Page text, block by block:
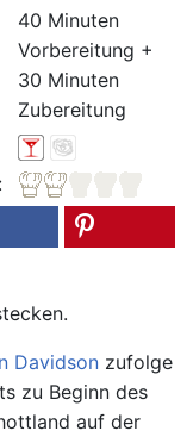
40 Minuten
Vorbereitung +
30 Minuten
Zubereitung
Davidson zufolge
zu Beginn des
auf der